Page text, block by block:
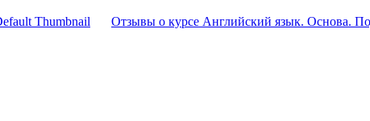
Отзывы о курсе Английский язык. Основа.